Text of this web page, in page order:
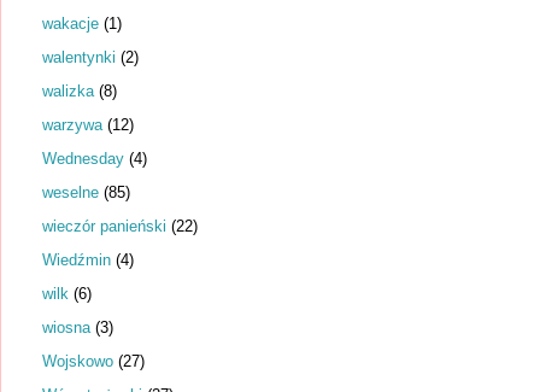
wakacje (1)
walentynki (2)
walizka (8)
warzywa (12)
Wednesday (4)
weselne (85)
wieczór panieński (22)
Wiedźmin (4)
wilk (6)
wiosna (3)
Wojskowo (27)